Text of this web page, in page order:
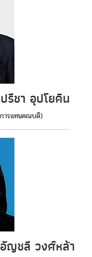
รีชา อุปโยคิน
ารแทนคณบดี)
ญชลี วงศ์หล้า